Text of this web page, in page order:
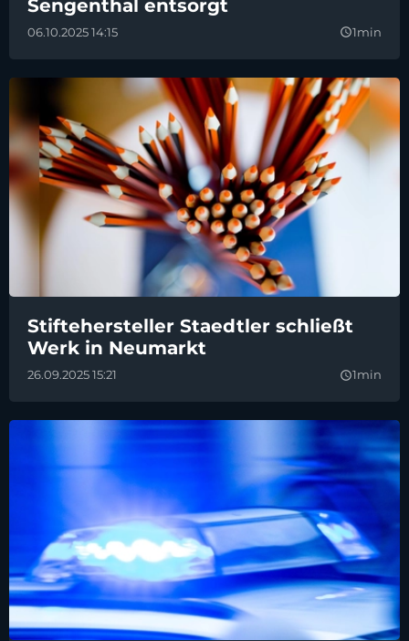
Sengenthal entsorgt
06.10.2025 14:15 query_builder1min
Stiftehersteller Staedtler schließt
Werk in Neumarkt
26.09.2025 15:21 query_builder1min